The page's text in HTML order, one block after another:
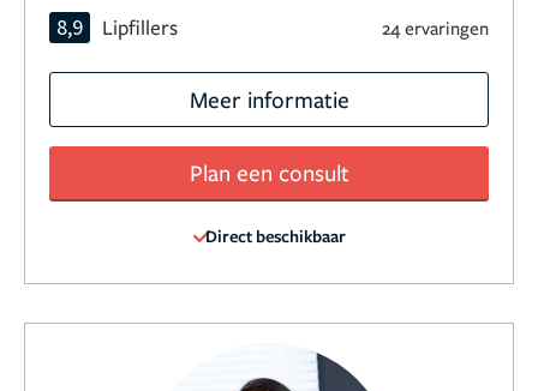
8,9 Lipfillers 24 ervaringen
Meer informatie
Plan een consult
Direct beschikbaar